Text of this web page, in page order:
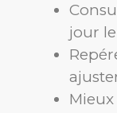
jour